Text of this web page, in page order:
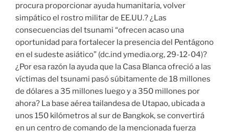
procura proporcionar ayuda humanitaria, volver
simpático el rostro militar de EE.UU.? ¿Las
consecuencias del tsunami “ofrecen acaso una
oportunidad para fortalecer la presencia del Pentágono
en el sudeste asiático” (dc.ind ymedia.org, 29-12-04)?
¿Por esa razón la ayuda que la Casa Blanca ofreció a las
víctimas del tsunami pasó súbitamente de 18 millones
de dólares a 35 millones luego y a 350 millones por
ahora? La base aérea tailandesa de Utapao, ubicada a
unos 150 kilómetros al sur de Bangkok, se convertirá
en un centro de comando de la mencionada fuerza